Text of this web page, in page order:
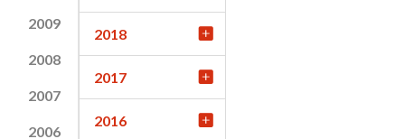
2009
2008
2007
2006
2018
2017
2016